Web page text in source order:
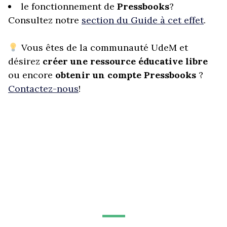
le fonctionnement de Pressbooks?
Consultez notre section du Guide à cet effet.
Vous êtes de la communauté UdeM et
désirez créer une ressource éducative libre
ou encore obtenir un compte Pressbooks ?
Contactez-nous!